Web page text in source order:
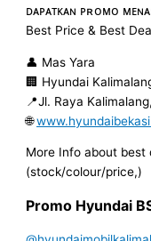
ᴅᴀᴘᴀᴛᴋᴀɴ ᴘʀᴏᴍᴏ
Best Price & Best
👤 Mas Yara
🏢 Hyundai
📍Jl. Raya
🌐
More Info about best
(stock/colour/price,)
Promo Hyundai